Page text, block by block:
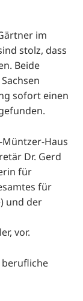
im
stolz, dass
Beide
sofort einen
Müntzer-Haus
Dr. Gerd
für
für
und der
vor.